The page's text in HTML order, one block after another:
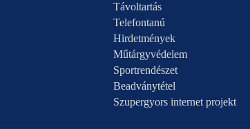
Távoltartás
Telefontanú
Hirdetmények
Műtárgyvédelem
Sportrendészet
Beadványtétel
Szupergyors internet projekt